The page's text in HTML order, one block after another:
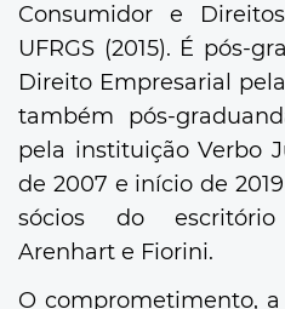
Consumidor e
UFRGS (2015). É pós-
Direito Empresarial
também pós-
pela instituição Verbo
de 2007 e início de
sócios do
Arenhart e Fiorini.
O comprometimento,